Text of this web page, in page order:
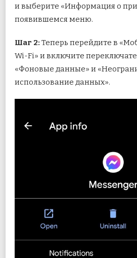
и выберите «Информация о
появившемся меню.
Шаг 2: Теперь перейдите в
Wi-Fi» и включите
«Фоновые данные» и
использование данных».